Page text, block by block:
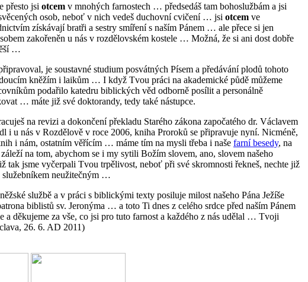
přesto jsi otcem v mnohých farnostech … předsedáš tam bohoslužbám a jsi
osob, neboť v nich vedeš duchovní cvičení … jsi otcem ve
získávají bratři a sestry smíření s naším Pánem … ale přece si jen
zakořeněn u nás v rozdělovském kostele … Možná, že si ani dost dobře
…
je soustavné studium posvátných Písem a předávání plodů tohoto
kněžím i laikům … I když Tvou práci na akademické půdě můžeme
podařilo katedru biblických věd odborně posílit a personálně
… máte již své doktorandy, tedy také nástupce.
na revizi a dokončení překladu Starého zákona započatého dr. Václavem
i u nás v Rozdělově v roce 2006, kniha Proroků se připravuje nyní. Nicméně,
i nám, ostatním věřícím … máme tím na mysli třeba i naše farníbesedy, na
na tom, abychom se i my sytili Božím slovem, ano, slovem našeho
tak jsme vyčerpali Tvou trpělivost, neboť při své skromnosti řekneš, nechte již
neužitečným …
službě a v práci s biblickými texty posiluje milost našeho Pána Ježíše
biblistů sv. Jeronýma … a toto Ti dnes z celého srdce před naším Pánem
a děkujeme za vše, co jsi pro tuto farnost a každého z nás udělal … Tvoji
26. 6. AD 2011)